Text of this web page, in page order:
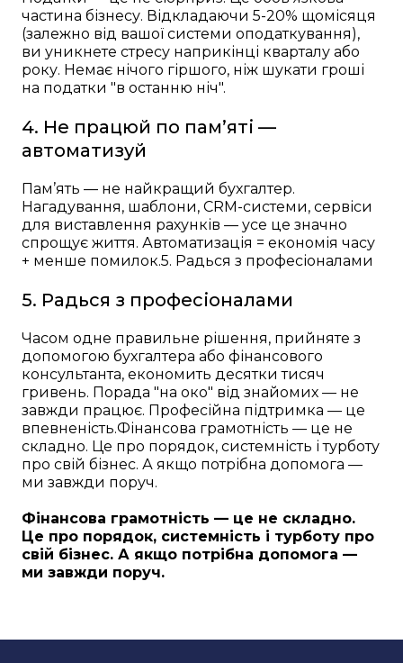
частина бізнесу. Відкладаючи 5-20% щомісяця
(залежно від вашої системи оподаткування),
ви уникнете стресу наприкінці кварталу або
року. Немає нічого гіршого, ніж шукати гроші
на податки "в останню ніч".
4. Не працюй по пам’яті —
автоматизуй
Пам’ять — не найкращий бухгалтер.
Нагадування, шаблони, CRM-системи, сервіси
для виставлення рахунків — усе це значно
спрощує життя. Автоматизація = економія часу
+ менше помилок.5. Радься з професіоналами
5. Радься з професіоналами
Часом одне правильне рішення, прийняте з
допомогою бухгалтера або фінансового
консультанта, економить десятки тисяч
гривень. Порада "на око" від знайомих — не
завжди працює. Професійна підтримка — це
впевненість.Фінансова грамотність — це не
складно. Це про порядок, системність і турботу
про свій бізнес. А якщо потрібна допомога —
ми завжди поруч.
Фінансова грамотність — це не складно.
Це про порядок, системність і турботу про
свій бізнес. А якщо потрібна допомога —
ми завжди поруч.